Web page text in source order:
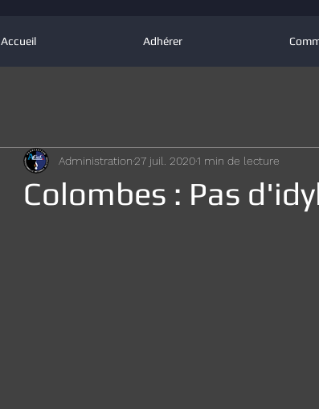
Accueil Adhérer
Colombes : Pas
Administration27 juil. 20201 min de lecture